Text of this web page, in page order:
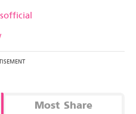
Most Share